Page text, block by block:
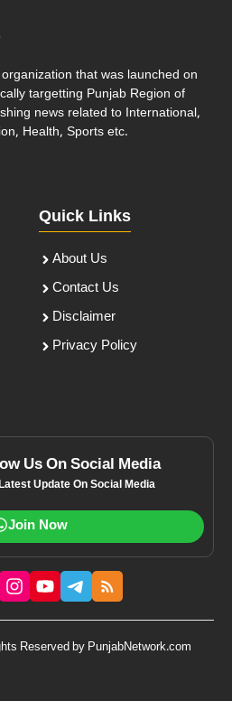
that was launched on
targetting Punjab Region of
news related to International,
Health, Sports etc.
Quick Links
About Us
Contact Us
Disclaimer
Privacy Policy
Us On Social Media
Update On Social Media
Join Now
Reserved by PunjabNetwork.com